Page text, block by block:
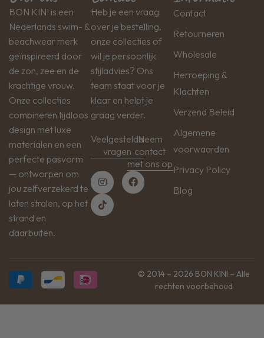
BON KINI is een
Nederlands swim- &
beachwear merk
geïnspireerd door
de zon, zee en de
krachtige vrouw.
Onze collecties
combineren tijdloos
design met luxe
materialen en een
perfecte pasvorm
— ontworpen om
jou zelfverzekerd te
laten stralen, op het
strand en
daarbuiten.
Heb je een vraag
over je bestelling,
onze collecties of
wil je persoonlijk
stijladvies? Ons
team staat voor je
klaar en helpt je
graag verder.
Veelgestelde
vragen
Neem
contact
met ons op
Contact
Retourneren
Wholesale
Herroeping &
Klachten
Verzend Beleid
Algemene
voorwaarden
Privacy Policy
Blog
© 2014 – 2026 BON KINI – Alle
rechten voorbehoud